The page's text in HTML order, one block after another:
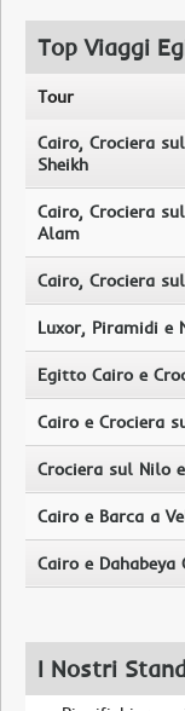
Top Viaggi
Tour
Cairo, Crociera
Sheikh
Cairo, Crociera
Alam
Cairo, Crociera
Luxor, Piramidi e
Egitto Cairo e
Cairo e Crociera
Crociera sul Nilo
Cairo e Barca a
Cairo e
I Nostri